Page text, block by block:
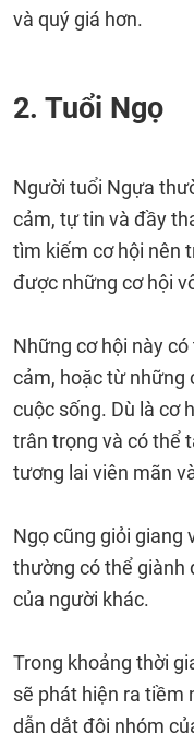
và quý giá hơn.
2. Tuổi Ngọ
Người tuổi Ngựa
cảm, tự tin và đầy
tìm kiếm cơ hội nên
được những cơ hội
Những cơ hội này
cảm, hoặc từ những
cuộc sống. Dù là cơ
trân trọng và có thể
tương lai viên mãn
Ngọ cũng giỏi giang
thường có thể giành
của người khác.
Trong khoảng thời
sẽ phát hiện ra tiềm
dẫn dắt đội nhóm